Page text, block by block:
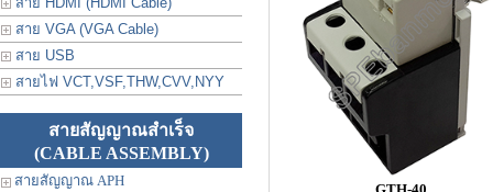
สาย VGA (VGA Cable)
สาย USB
สายไฟ VCT,VSF,THW,CVV,NYY
สายสัญญาณสำเร็จ
(CABLE ASSEMBLY)
สายสัญญาณ APH